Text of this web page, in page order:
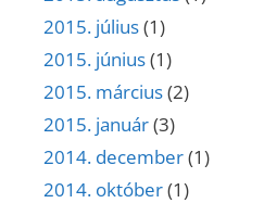
2015. július(1)
2015. június(1)
2015. március(2)
2015. január(3)
2014. december(1)
2014. október(1)